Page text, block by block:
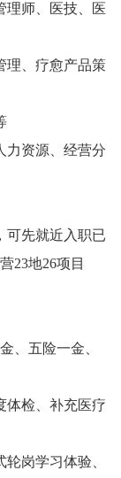
理师、医技、医
理、疗愈产品策
⼒资源、经营分
可先就近⼊职已
23地26项⽬
、五险⼀⾦、
体检、补充医疗
岗学习体验、